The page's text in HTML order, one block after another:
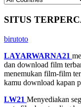
SITUS
birutoto
LAYARWARNA21
dan download film
menemukan film-film
kamu download kapan
LW21 Menyediakan